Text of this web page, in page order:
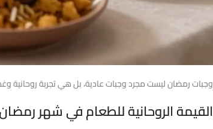
وجبات رمضان ليست مجرد وجبات عادية، بل هي تجربة روحانية
القيمة الروحانية للطعام في شهر